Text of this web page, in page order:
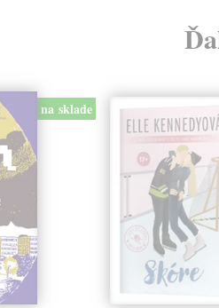
na sklade